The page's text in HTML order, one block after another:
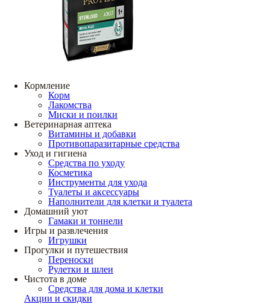
Кормление
Корм
Лакомства
Миски и поилки
Ветеринарная аптека
Витамины и добавки
Противопаразитарные средства
Уход и гигиена
Средства по уходу
Косметика
Инструменты для ухода
Туалеты и аксессуары
Наполнители для клетки и туалета
Домашний уют
Гамаки и тоннели
Игры и развлечения
Игрушки
Прогулки и путешествия
Переноски
Рулетки и шлеи
Чистота в доме
Средства для дома и клетки
Акции и скидки